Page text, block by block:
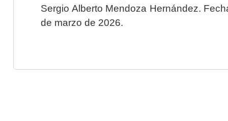
Sergio Alberto Mendoza Hernández.
de marzo de 2026.